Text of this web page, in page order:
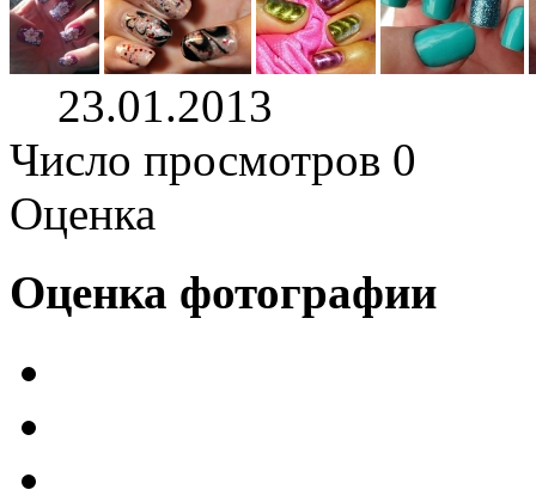
23.01.2013
Число просмотров 0
Оценка
Оценка фотографии